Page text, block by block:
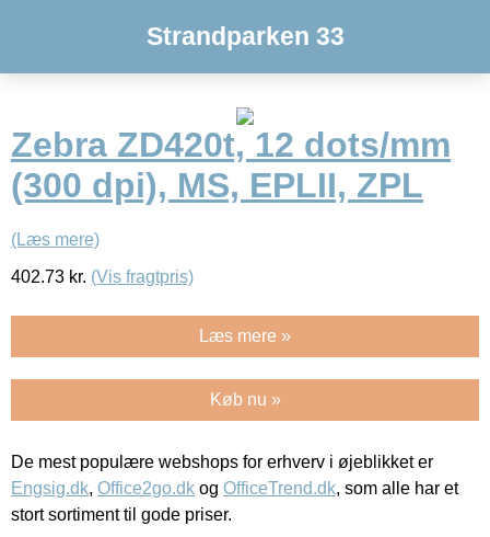
Strandparken 33
Zebra ZD420t, 12 dots/mm
(300 dpi), MS, EPLII, ZPL
(Læs mere)
402.73 kr. (Vis fragtpris)
Læs mere »
Køb nu »
De mest populære webshops for erhverv i øjeblikket er
Engsig.dk, Office2go.dk og OfficeTrend.dk, som alle har et
stort sortiment til gode priser.